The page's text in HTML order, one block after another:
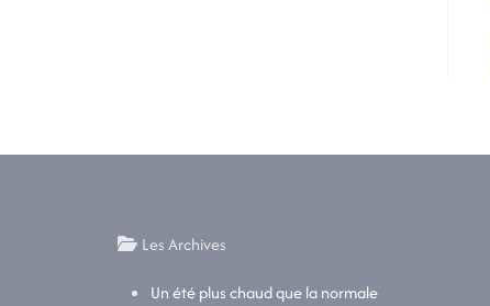
Les Archives
Un été plus chaud que la normale